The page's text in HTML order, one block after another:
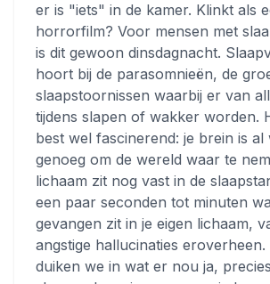
er is "iets" in de kamer. Klinkt als
horrorfilm? Voor mensen met
is dit gewoon dinsdagnacht.
hoort bij de parasomnieën, de
slaapstoornissen waarbij er van
tijdens slapen of wakker worden.
best wel fascinerend: je brein is al
genoeg om de wereld waar te
lichaam zit nog vast in de
een paar seconden tot minuten
gevangen zit in je eigen lichaam,
angstige hallucinaties
duiken we in wat er nou ja,